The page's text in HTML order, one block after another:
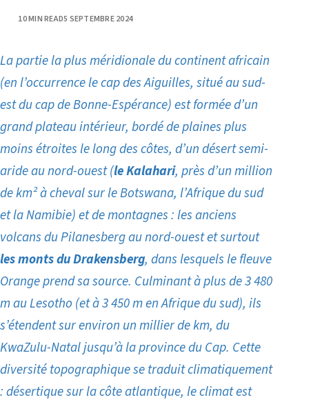
10 MIN READPUBLISHED
5 SEPTEMBRE 2024
La partie la plus méridionale du continent africain
(en l’occurrence le cap des Aiguilles, situé au sud-
est du cap de Bonne-Espérance) est formée d’un
grand plateau intérieur, bordé de plaines plus
moins étroites le long des côtes, d’un désert semi-
aride au nord-ouest (le Kalahari, près d’un million
de km² à cheval sur le Botswana, l’Afrique du sud
et la Namibie) et de montagnes : les anciens
volcans du Pilanesberg au nord-ouest et surtout
les monts du Drakensberg, dans lesquels le fleuve
Orange prend sa source. Culminant à plus de 3 480
m au Lesotho (et à 3 450 m en Afrique du sud), ils
s’étendent sur environ un millier de km, du
KwaZulu-Natal jusqu’à la province du Cap. Cette
diversité topographique se traduit climatiquement
: désertique sur la côte atlantique, le climat est